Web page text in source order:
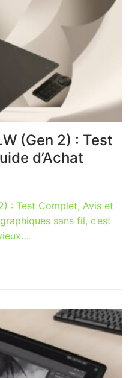
(Gen 2) : Test
d’Achat
: Test Complet, Avis et
sans fil, c’est